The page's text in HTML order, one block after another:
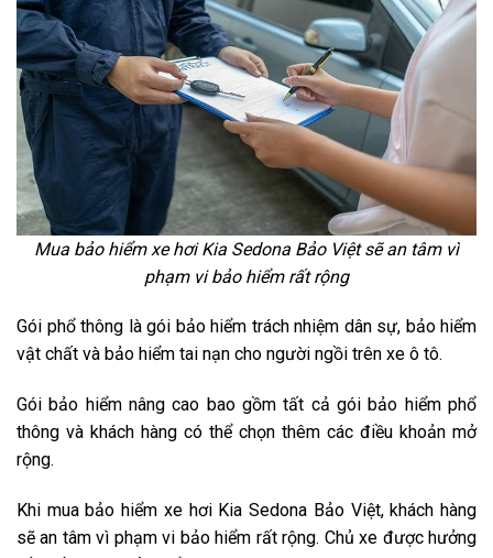
Mua bảo hiểm xe hơi Kia Sedona Bảo Việt sẽ an tâm vì
phạm vi bảo hiểm rất rộng
Gói phổ thông là gói bảo hiểm trách nhiệm dân sự, bảo hiểm
vật chất và bảo hiểm tai nạn cho người ngồi trên xe ô tô.
Gói bảo hiểm nâng cao bao gồm tất cả gói bảo hiểm phổ
thông và khách hàng có thể chọn thêm các điều khoản mở
rộng.
Khi mua bảo hiểm xe hơi Kia Sedona Bảo Việt, khách hàng
sẽ an tâm vì phạm vi bảo hiểm rất rộng. Chủ xe được hưởng